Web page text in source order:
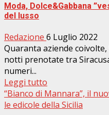
Moda, Dolce&Gabbana
del lusso
Redazione 6 Luglio 2022
Quaranta aziende
notti prenotate tra
numeri...
Leggi tutto
“Bianco di Mannara”, il
le edicole della Sicilia